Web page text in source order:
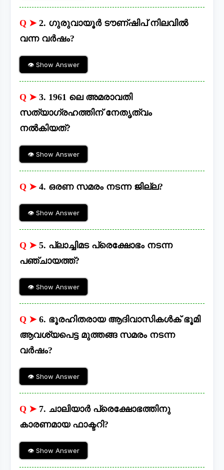
Q ➤ 2. ഗുരുവായൂർ ടൗണ്ഷിപ് നിലവിൽ
വന്ന വർഷം?
👁 Show Answer
Q ➤ 3. 1961 ലെ അമരാവതി
സത്യാഗ്രഹത്തിന് നേതൃത്വം
നൽകിയത്?
👁 Show Answer
Q ➤ 4. ഒരണ സമരം നടന്ന ജില്ല?
👁 Show Answer
Q ➤ 5. പ്ലാച്ചിമട പ്രെക്ഷോഭം നടന്ന
പഞ്ചായത്ത്‌?
👁 Show Answer
Q ➤ 6. ഭൂരഹിതരായ ആദിവാസികൾക് ഭൂമി
ആവശ്യപെട്ട മുത്തങ്ങ സമരം നടന്ന
വർഷം?
👁 Show Answer
Q ➤ 7. ചാലിയാർ പ്രെക്ഷോഭത്തിനു
കാരണമായ ഫാക്ടറി?
👁 Show Answer